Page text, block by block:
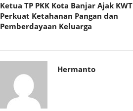
Ketua TP PKK Kota Banjar Ajak KWT
Perkuat Ketahanan Pangan dan
Pemberdayaan Keluarga
Hermanto